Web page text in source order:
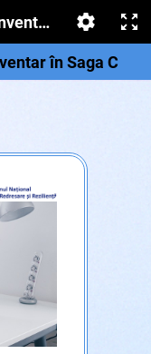
în SAGA C
în Saga C